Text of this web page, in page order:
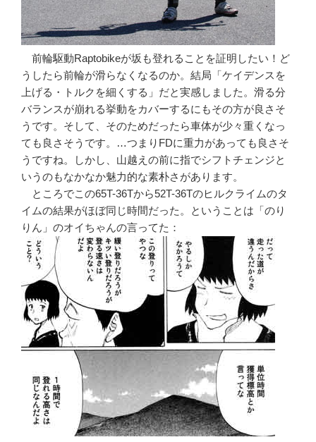
前輪駆動Raptobikeが坂も登れることを証明したい！ど
うしたら前輪が滑らなくなるのか。結局「ケイデンスを
上げる・トルクを細くする」だと実感しました。滑る分
バランスが崩れる挙動をカバーするにもその方が良さそ
うです。そして、そのためだったら車体が少々重くなっ
ても良さそうです。…つまりFDに重力があっても良さそ
うですね。しかし、山越えの前に指でシフトチェンジと
いうのもなかなか魅力的な素朴さがあります。
ところでこの65T-36Tから52T-36Tのヒルクライムのタ
イムの結果がほぼ同じ時間だった。ということは「のり
りん」のオイちゃんの言ってた：